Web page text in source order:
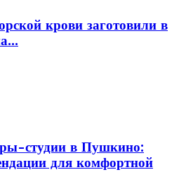
крови заготовили в
студии в Пушкино:
для комфортной